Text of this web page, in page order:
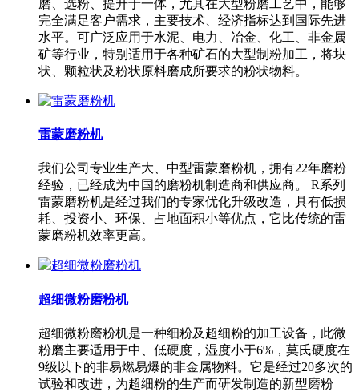
磨、选粉、提升于一体，尤其在大型粉磨工艺中，能够
完全满足客户需求，主要技术、经济指标达到国际先进
水平。可广泛应用于水泥、电力、冶金、化工、非金属
矿等行业，特别适用于各种矿石的大型制粉加工，将块
状、颗粒状及粉状原料磨成所要求的粉状物料。
雷蒙磨粉机
我们公司专业生产大、中型雷蒙磨粉机，拥有22年磨粉
经验，已经成为中国的磨粉机制造商和供应商。 R系列
雷蒙磨粉机是经过我们的专家优化升级改造，具有低损
耗、投资小、环保、占地面积小等优点，它比传统的雷
蒙磨粉机效率更高。
超细微粉磨粉机
超细微粉磨粉机是一种细粉及超细粉的加工设备，此微
粉磨主要适用于中、低硬度，湿度小于6%，莫氏硬度在
9级以下的非易燃易爆的非金属物料。它是经过20多次的
试验和改进，为超细粉的生产而研发制造的新型磨粉